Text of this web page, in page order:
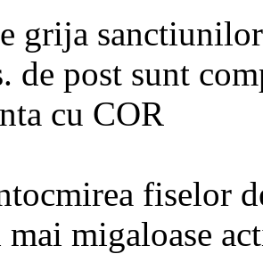
grija
de post sunt
cu COR
fiselor
migaloase